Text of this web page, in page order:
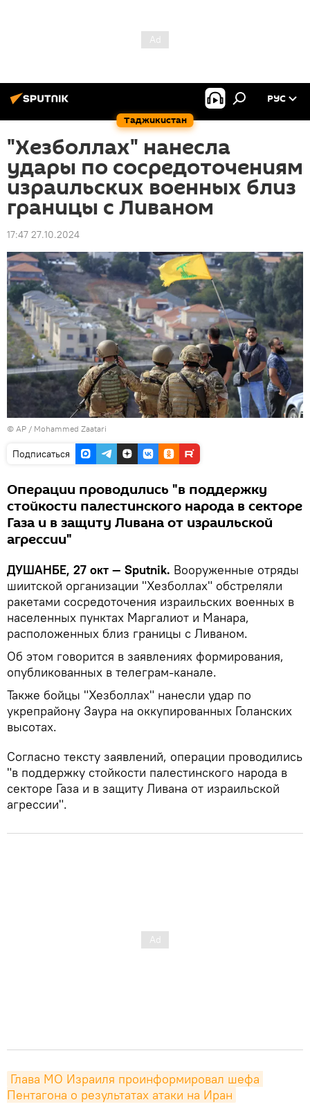
Таджикистан
РУС
"Хезболлах" нанесла
удары по сосредоточениям
израильских военных близ
границы с Ливаном
17:47 27.10.2024
© AP / Mohammed Zaatari
Подписаться
Операции проводились "в поддержку
стойкости палестинского народа в секторе
Газа и в защиту Ливана от израильской
агрессии"
ДУШАНБЕ, 27 окт — Sputnik. Вооруженные отряды
шиитской организации "Хезболлах" обстреляли
ракетами сосредоточения израильских военных в
населенных пунктах Маргалиот и Манара,
расположенных близ границы с Ливаном.
Об этом говорится в заявлениях формирования,
опубликованных в телеграм-канале.
Также бойцы "Хезболлах" нанесли удар по
укрепрайону Заура на оккупированных Голанских
высотах.
Согласно тексту заявлений, операции проводились
"в поддержку стойкости палестинского народа в
секторе Газа и в защиту Ливана от израильской
агрессии".
Глава МО Израиля проинформировал шефа
Пентагона о результатах атаки на Иран